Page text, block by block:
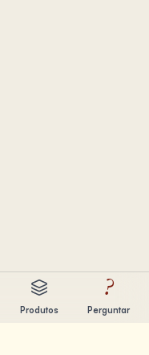
Produtos
?
Perguntar